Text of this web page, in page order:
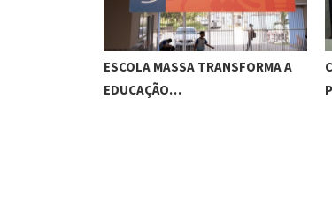
ESCOLA MASSA TRANSFORMA A
EDUCAÇÃO…